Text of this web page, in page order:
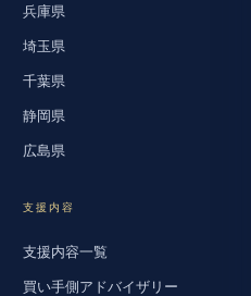
兵庫県
埼玉県
千葉県
静岡県
広島県
支援内容
支援内容一覧
買い手側アドバイザリー